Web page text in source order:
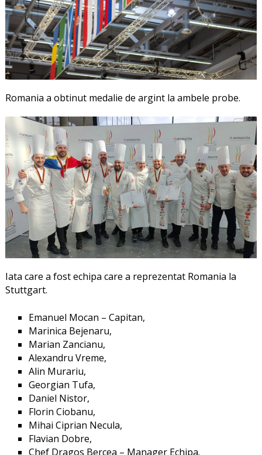
Romania a obtinut medalie de argint la ambele probe.
Iata care a fost echipa care a reprezentat Romania la
Stuttgart.
Emanuel Mocan – Capitan,
Marinica Bejenaru,
Marian Zancianu,
Alexandru Vreme,
Alin Murariu,
Georgian Tufa,
Daniel Nistor,
Florin Ciobanu,
Mihai Ciprian Necula,
Flavian Dobre,
Chef Dragos Bercea – Manager Echipa.